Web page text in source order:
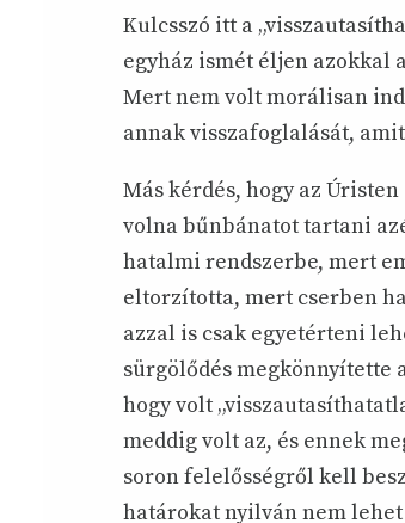
Kulcsszó itt a
egyház ismét éljen azokkal
Mert nem volt morálisan
annak visszafoglalását,
Más kérdés, hogy az
volna bűnbánatot tartani
hatalmi rendszerbe, mert
eltorzította, mert cserben
azzal is csak egyetérteni
sürgölődés megkönnyítette
hogy volt
meddig volt az, és ennek
soron felelősségről kell
határokat nyilván nem